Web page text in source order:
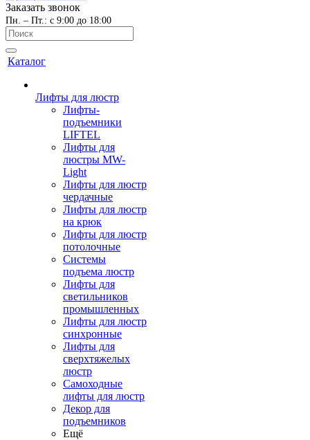
Заказать звонок
Пн. – Пт.: с 9:00 до 18:00
Каталог
Лифты для люстр
Лифты-
подъемники
LIFTEL
Лифты для
люстры MW-
Light
Лифты для люстр
чердачные
Лифты для люстр
на крюк
Лифты для люстр
потолочные
Системы
подъема люстр
Лифты для
светильников
промышленных
Лифты для люстр
синхронные
Лифты для
сверхтяжелых
люстр
Самоходные
лифты для люстр
Декор для
подъемников
Ещё